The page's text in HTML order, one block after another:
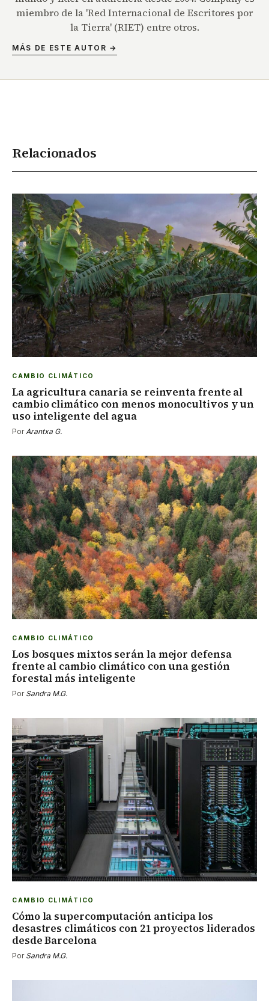
miembro de la 'Red Internacional de Escritores por
la Tierra' (RIET) entre otros.
MÁS DE ESTE AUTOR →
Relacionados
CAMBIO CLIMÁTICO
La agricultura canaria se reinventa frente al
cambio climático con menos monocultivos y un
uso inteligente del agua
PorArantxa G.
CAMBIO CLIMÁTICO
Los bosques mixtos serán la mejor defensa
frente al cambio climático con una gestión
forestal más inteligente
Por Sandra M.G.
CAMBIO CLIMÁTICO
Cómo la supercomputación anticipa los
desastres climáticos con 21 proyectos liderados
desde Barcelona
Por Sandra M.G.